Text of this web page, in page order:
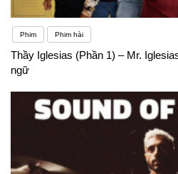
Phim Phim hài
Thầy Iglesias (Phần 1) – Mr.
ngữ